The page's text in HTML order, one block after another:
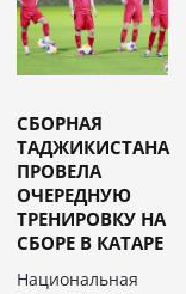
СБОРНАЯ
ТАДЖИКИСТАНА
ПРОВЕЛА
ОЧЕРЕДНУЮ
ТРЕНИРОВКУ НА
СБОРЕ В КАТАРЕ
Национальная